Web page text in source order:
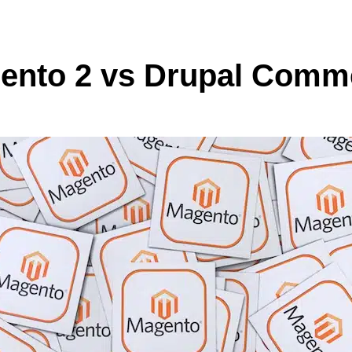
2 vs Drupal